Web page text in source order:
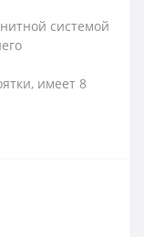
системой
имеет 8